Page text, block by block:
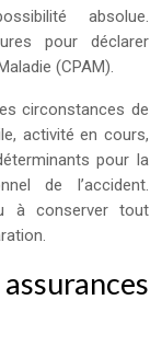
absolue.
pour déclarer
(CPAM).
circonstances de
activité en cours,
pour la
de l’accident.
à conserver tout